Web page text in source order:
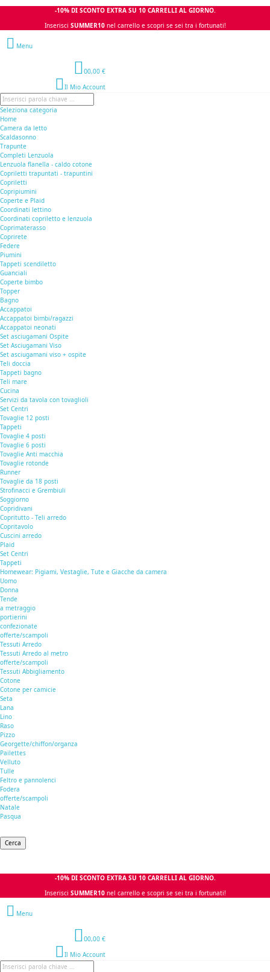
-10% DI SCONTO EXTRA SU 10 CARRELLI AL GIORNO.
Inserisci SUMMER10 nel carrello e scopri se sei tra i fortunati!
Menu
00,00 €
Il Mio Account
Seleziona categoria
Home
Camera da letto
Scaldasonno
Trapunte
Completi Lenzuola
Lenzuola flanella - caldo cotone
Copriletti trapuntati - trapuntini
Copriletti
Copripiumini
Coperte e Plaid
Coordinati lettino
Coordinati copriletto e lenzuola
Coprimaterasso
Coprirete
Federe
Piumini
Tappeti scendiletto
Guanciali
Coperte bimbo
Topper
Bagno
Accappatoi
Accappatoi bimbi/ragazzi
Accappatoi neonati
Set asciugamani Ospite
Set Asciugamani Viso
Set asciugamani viso + ospite
Teli doccia
Tappeti bagno
Teli mare
Cucina
Servizi da tavola con tovaglioli
Set Centri
Tovaglie 12 posti
Tappeti
Tovaglie 4 posti
Tovaglie 6 posti
Tovaglie Anti macchia
Tovaglie rotonde
Runner
Tovaglie da 18 posti
Strofinacci e Grembiuli
Soggiorno
Copridivani
Copritutto - Teli arredo
Copritavolo
Cuscini arredo
Plaid
Set Centri
Tappeti
Homewear: Pigiami, Vestaglie, Tute e Giacche da camera
Uomo
Donna
Tende
a metraggio
portierini
confezionate
offerte/scampoli
Tessuti Arredo
Tessuti Arredo al metro
offerte/scampoli
Tessuti Abbigliamento
Cotone
Cotone per camicie
Seta
Lana
Lino
Raso
Pizzo
Georgette/chiffon/organza
Pailettes
Velluto
Tulle
Feltro e pannolenci
Fodera
offerte/scampoli
Natale
Pasqua
Cerca
-10% DI SCONTO EXTRA SU 10 CARRELLI AL GIORNO.
Inserisci SUMMER10 nel carrello e scopri se sei tra i fortunati!
Menu
00,00 €
Il Mio Account